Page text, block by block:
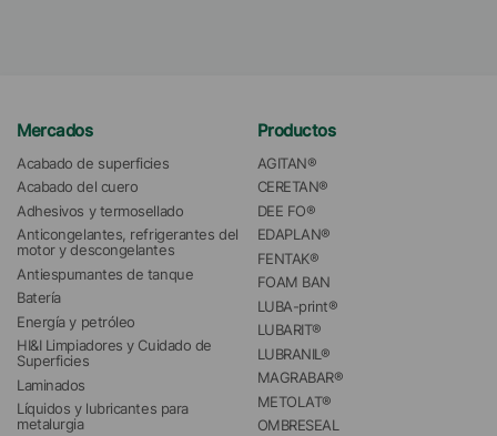
Mercados
Acabado de superficies
Acabado del cuero
Adhesivos y termosellado
Anticongelantes, refrigerantes del
motor y descongelantes
Antiespumantes de tanque
Batería
Energía y petróleo
HI&I Limpiadores y Cuidado de
Superficies
Laminados
Líquidos y lubricantes para
metalurgia
Productos
AGITAN®
CERETAN®
DEE FO®
EDAPLAN®
FENTAK®
FOAM BAN
LUBA-print®
LUBARIT®
LUBRANIL®
MAGRABAR®
METOLAT®
OMBRESEAL